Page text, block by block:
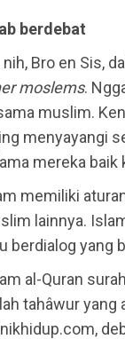
berdebat
nih, Bro en Sis,
moslems.
muslim.
menyayangi
mereka baik
memiliki
lainnya.
berdialog yang
al-Quran
tahâwur yang